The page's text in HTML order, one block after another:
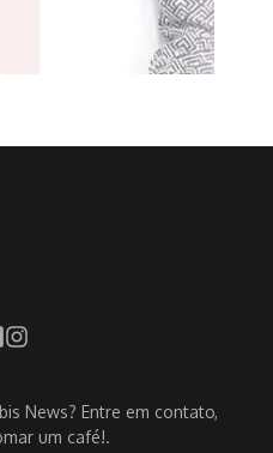
News? Entre em contato,
um café!.